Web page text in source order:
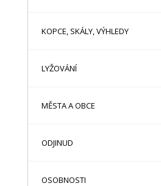
KOPCE, SKÁLY, VÝHLEDY
LYŽOVÁNÍ
MĚSTA A OBCE
ODJINUD
OSOBNOSTI